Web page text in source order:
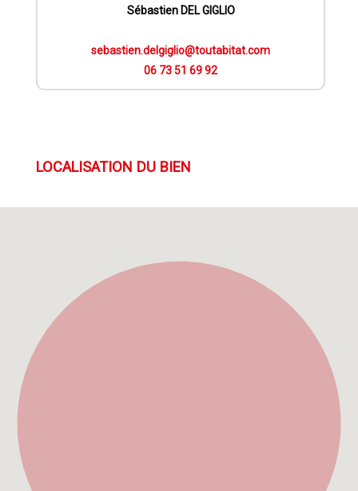
Sébastien DEL GIGLIO
sebastien.delgiglio@toutabitat.com
06 73 51 69 92
LOCALISATION DU BIEN